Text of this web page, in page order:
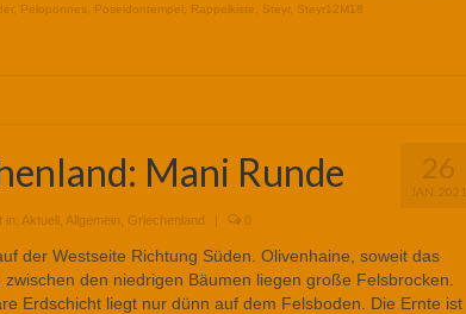
, Peloponnes, Poseidontempel Rappelkiste Steyr, Steyr12M18
26
JAN. 2021
Mani Runde
in: Aktuell, Allgemein Griechenland | 0
der Westseite Richtung Süden. Olivenhaine, soweit das
zwischen den niedrigen Bäumen liegen große Felsbrocken.
Erdschicht liegt nur dünn auf dem Felsboden. Die Ernte ist